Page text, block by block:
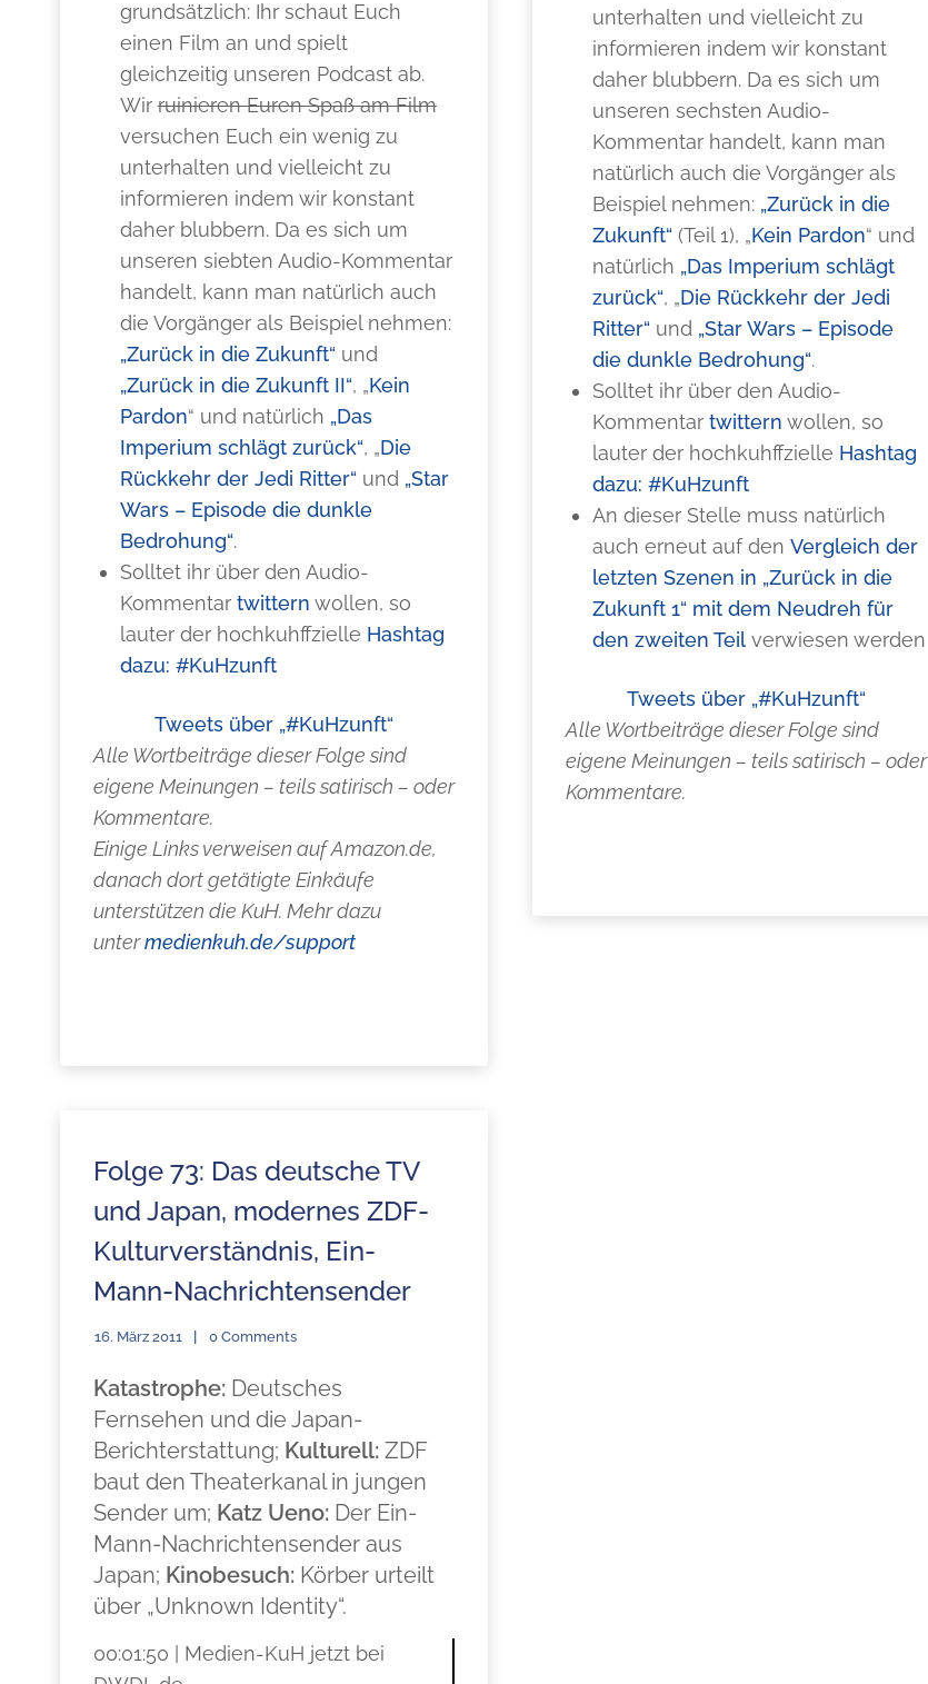
grundsätzlich: Ihr schaut Euch
einen Film an und spielt
gleichzeitig unseren Podcast ab.
Wirruinieren Euren Spaß am Film
versuchen Euch ein wenig zu
unterhalten und vielleicht zu
informieren indem wir konstant
daher blubbern. Da es sich um
unseren siebten Audio-Kommentar
handelt, kann man natürlich auch
die Vorgänger als Beispiel nehmen:
„Zurück in die Zukunft“ und
„Zurück in die Zukunft II“, „Kein
Pardon“ und natürlich „Das
Imperium schlägt zurück“, „Die
Rückkehr der Jedi Ritter“ und „Star
Wars – Episode die dunkle
Bedrohung“.
Solltet ihr über den Audio-
Kommentar twittern wollen, so
lauter der hochkuhffzielle Hashtag
dazu: #KuHzunft
Tweets über „#KuHzunft“
Alle Wortbeiträge dieser Folge sind
eigene Meinungen – teils satirisch – oder
Kommentare.
Einige Links verweisen auf Amazon.de,
danach dort getätigte Einkäufe
unterstützen die KuH. Mehr dazu
untermedienkuh.de/support
unterhalten und vielleicht zu
informieren indem wir konstant
daher blubbern. Da es sich um
unseren sechsten Audio-
Kommentar handelt, kann man
natürlich auch die Vorgänger als
Beispiel nehmen: „Zurück in die
Zukunft“ (Teil 1), „Kein Pardon“ und
natürlich „Das Imperium schlägt
zurück“, „Die Rückkehr der Jedi
Ritter“ und „Star Wars – Episode
die dunkle Bedrohung“.
Solltet ihr über den Audio-
Kommentar twittern wollen, so
lauter der hochkuhffzielle Hashtag
dazu: #KuHzunft
An dieser Stelle muss natürlich
auch erneut auf den Vergleich der
letzten Szenen in „Zurück in die
Zukunft 1“ mit dem Neudreh für
den zweiten Teilverwiesen werden
Tweets über „#KuHzunft“
Alle Wortbeiträge dieser Folge sind
eigene Meinungen – teils satirisch – oder
Kommentare.
Folge 73: Das deutsche TV
und Japan, modernes ZDF-
Kulturverständnis, Ein-
Mann-Nachrichtensender
16. März 2011 0 Comments
Katastrophe: Deutsches
Fernsehen und die Japan-
Berichterstattung; Kulturell: ZDF
baut den Theaterkanal in jungen
Sender um; Katz Ueno: Der Ein-
Mann-Nachrichtensender aus
Japan; Kinobesuch: Körber urteilt
über „Unknown Identity“.
00:01:50 | Medien-KuH jetzt bei